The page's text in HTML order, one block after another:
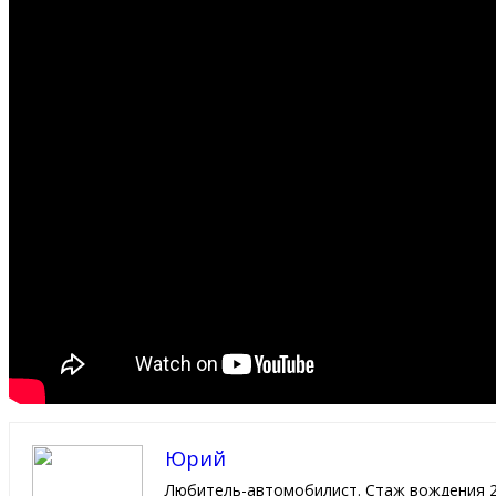
Юрий
Любитель-автомобилист. Стаж вождения